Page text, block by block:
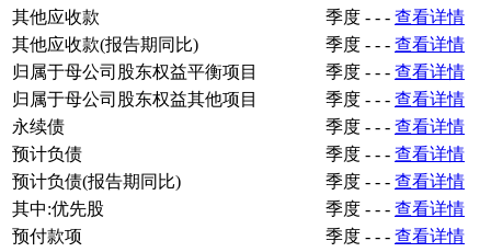
其他应收款
季度 - - - 查看详情
其他应收款(报告期同比)
季度 - - - 查看详情
归属于母公司股东权益平衡项目
季度 - - - 查看详情
归属于母公司股东权益其他项目
季度 - - - 查看详情
永续债
季度 - - - 查看详情
预计负债
季度 - - - 查看详情
预计负债(报告期同比)
季度 - - - 查看详情
其中:优先股
季度 - - - 查看详情
预付款项
季度 - - - 查看详情